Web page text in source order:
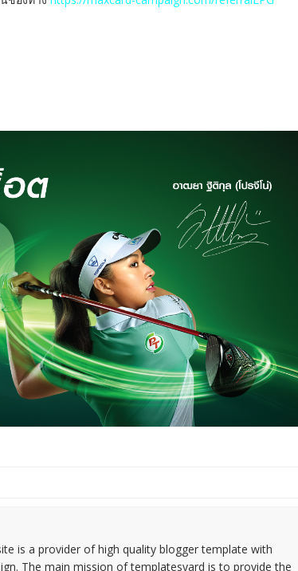
is a provider of high quality blogger template with
The main mission of templatesyard is to provide the